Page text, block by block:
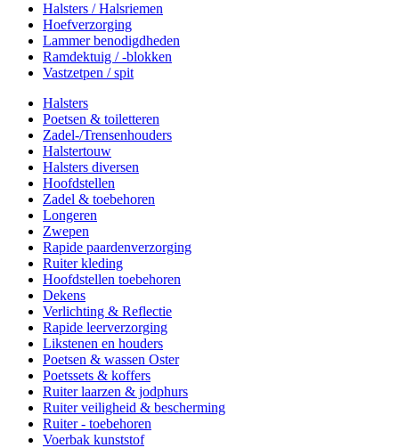
Halsters / Halsriemen
Hoefverzorging
Lammer benodigdheden
Ramdektuig / -blokken
Vastzetpen / spit
Halsters
Poetsen & toiletteren
Zadel-/Trensenhouders
Halstertouw
Halsters diversen
Hoofdstellen
Zadel & toebehoren
Longeren
Zwepen
Rapide paardenverzorging
Ruiter kleding
Hoofdstellen toebehoren
Dekens
Verlichting & Reflectie
Rapide leerverzorging
Likstenen en houders
Poetsen & wassen Oster
Poetssets & koffers
Ruiter laarzen & jodphurs
Ruiter veiligheid & bescherming
Ruiter - toebehoren
Voerbak kunststof